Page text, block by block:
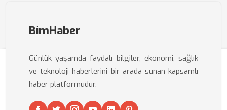
BimHaber
Günlük yaşamda faydalı bilgiler, ekonomi, sağlık
ve teknoloji haberlerini bir arada sunan kapsamlı
haber platformudur.